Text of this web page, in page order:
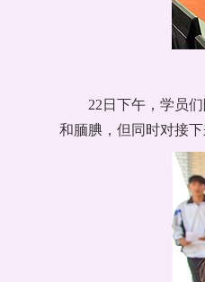
22日下午，学员
和腼腆，但同时对接